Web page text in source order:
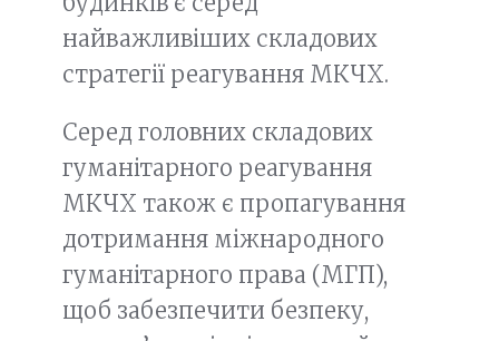
найважливіших складових
стратегії реагування МКЧХ.
Серед головних складових
гуманітарного реагування
МКЧХ також є пропагування
дотримання міжнародного
гуманітарного права (МГП),
щоб забезпечити безпеку,